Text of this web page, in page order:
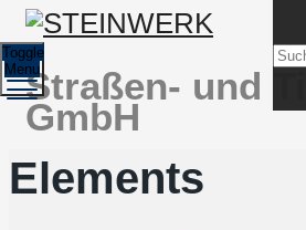
Straßen- und
GmbH
Toggle
Menu
Elements